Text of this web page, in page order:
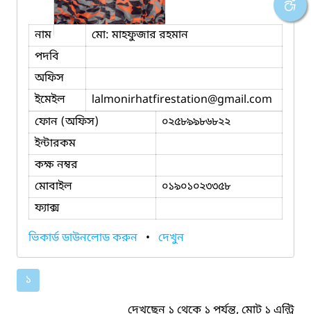
নাম
মো: মাহফুজার রহমান
পদবি
অফিস
ইমেইল
lalmonirhatfirestation@gmail.com
ফোন (অফিস)
০২৫৮৯৯৮৬৮২২
ইন্টারকম
কক্ষ নম্বর
মোবাইল
০১৯০১০২৩৩৫৮
ফ্যাক্স
ভিকার্ড ডাউনলোড করুন • দেখুন
১
দেখছেন ১ থেকে ১ পর্যন্ত, মোট ১ এন্ট্রি